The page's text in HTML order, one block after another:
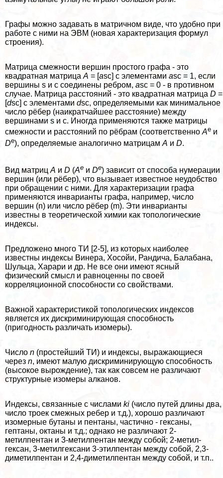
Графы можно задавать в матричном виде, что удобно при
работе с ними на ЭВМ (новая хаpaктеризация формул
строения).
Матрица смежности вершин простого графа - это
квадратная матрица А = [asc] с элементами asc = 1, если
вершины s и c соединены ребром, asc = 0 - в противном
случае. Матрица расстояний - это квадратная матрица D =
[dsc] с элементами dsc, определяемыми как минимальное
число рёбер (наикратчайшее расстояние) между
вершинами s и c. Иногда применяются также матрицы
смежности и расстояний по рёбрам (соответственноАе и
Dе), определяемые аналогично матрицам А и D.
Вид матриц А и D (Ае и Dе) зависит от способа нумерации
вершин (или рёбер), что вызывает известное неудобство
при обращении с ними. Для хаpaктеризации графа
применяются инварианты графа, например, число
вершин (n) или число рёбер (m). Эти инварианты
известны в теоретической химии как топологические
индексы.
Предложено много ТИ [2-5], из которых наиболее
известны индексы Винера, Хосойи, Рандича, Балабана,
Шульца, Харари и др. Не все они имеют ясный
физический смысл и равноценны по своей
корреляционной способности со свойствами.
Важной хаpaктеристикой топологических индексов
является их дискриминирующая способность
(пригодность различать изомеры).
Число n (простейший ТИ) и индексы, выражающиеся
через n, имеют малую дискриминирующую способность
(высокое вырождение), так как совсем не различают
структурные изомеры алканов.
Индексы, связанные с числами ki (число путей длины два,
число троек смежных ребер и т.д.), хорошо различают
изомерные бутаны и пентаны, частично - гексаны,
гептаны, октаны и т.д.; однако не различают 2-
метилпентан и 3-метилпентан между собой; 2-метил-
гексан, 3-метилгексани 3-этилпентан между собой, 2,3-
диметилпентан и 2,4-диметилпентан между собой, и т.п..